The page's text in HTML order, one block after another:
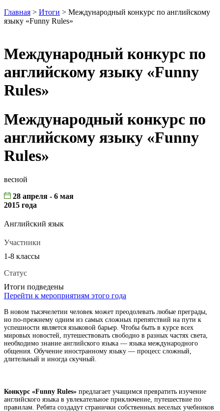
Главная > Итоги > Международный конкурс по английскому
языку «Funny Rules»
Международный конкурс по
английскому языку «Funny
Rules»
Международный конкурс по
английскому языку «Funny
Rules»
весной
28 апреля - 6 мая
2015 года
Английский язык
Участники
1-8 классы
Статус
Итоги подведены
Перейти к мероприятиям этого года
В новом тысячелетии человек может преодолевать любые преграды,
но по-прежнему одним из самых сложных препятствий на пути к
успешности является языковой барьер. Чтобы быть в курсе всех
мировых новостей, путешествовать свободно в разных частях света,
необходимо знание английского языка — языка международного
общения. Обучение иностранному языку — процесс сложный,
длительный и иногда скучный.
Конкурс «Funny Rules» предлагает учащимся превратить изучение
английского языка в увлекательное приключение, путешествие по
правилам. Ребята создадут странички собственных веселых учебников